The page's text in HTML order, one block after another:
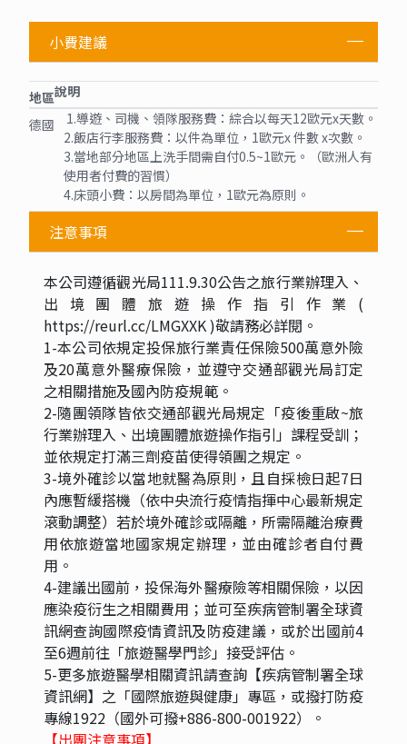
小費建議
地區說明
德國
1.導遊、司機、領隊服務費：綜合以每天12歐元x天數。
2.飯店行李服務費：以件為單位，1歐元x 件數 x次數。
3.當地部分地區上洗手間需自付0.5~1歐元。（歐洲人有
使用者付費的習慣）
4.床頭小費：以房間為單位，1歐元為原則。
注意事項
本公司遵循觀光局111.9.30公告之旅行業辦理入、
出境團體旅遊操作指引作業(
https://reurl.cc/LMGXXK )敬請務必詳閱。
1-本公司依規定投保旅行業責任保險500萬意外險
及20萬意外醫療保險，並遵守交通部觀光局訂定
之相關措施及國內防疫規範。
2-隨團領隊皆依交通部觀光局規定「疫後重啟~旅
行業辦理入、出境團體旅遊操作指引」課程受訓；
並依規定打滿三劑疫苗使得領團之規定。
3-境外確診以當地就醫為原則，且自採檢日起7日
內應暫緩搭機（依中央流行疫情指揮中心最新規定
滾動調整）若於境外確診或隔離，所需隔離治療費
用依旅遊當地國家規定辦理，並由確診者自付費
用。
4-建議出國前，投保海外醫療險等相關保險，以因
應染疫衍生之相關費用；並可至疾病管制署全球資
訊網查詢國際疫情資訊及防疫建議，或於出國前4
至6週前往「旅遊醫學門診」接受評估。
5-更多旅遊醫學相關資訊請查詢【疾病管制署全球
資訊網】之「國際旅遊與健康」專區，或撥打防疫
專線1922（國外可撥+886-800-001922）。
【出團注意事項】